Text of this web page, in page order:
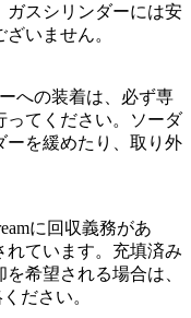
ガスシリンダーには安
いません。
への装着は、必ず専
ってください。ソーダ
ーを緩めたり、取り外
に回収義務があ
れています。充填済み
希望される場合は、
ださい。